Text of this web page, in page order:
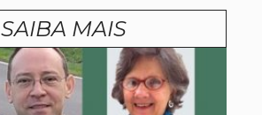
SAIBA MAIS